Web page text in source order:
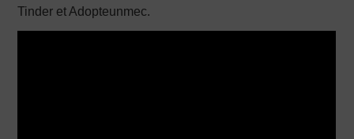
Tinder et Adopteunmec.